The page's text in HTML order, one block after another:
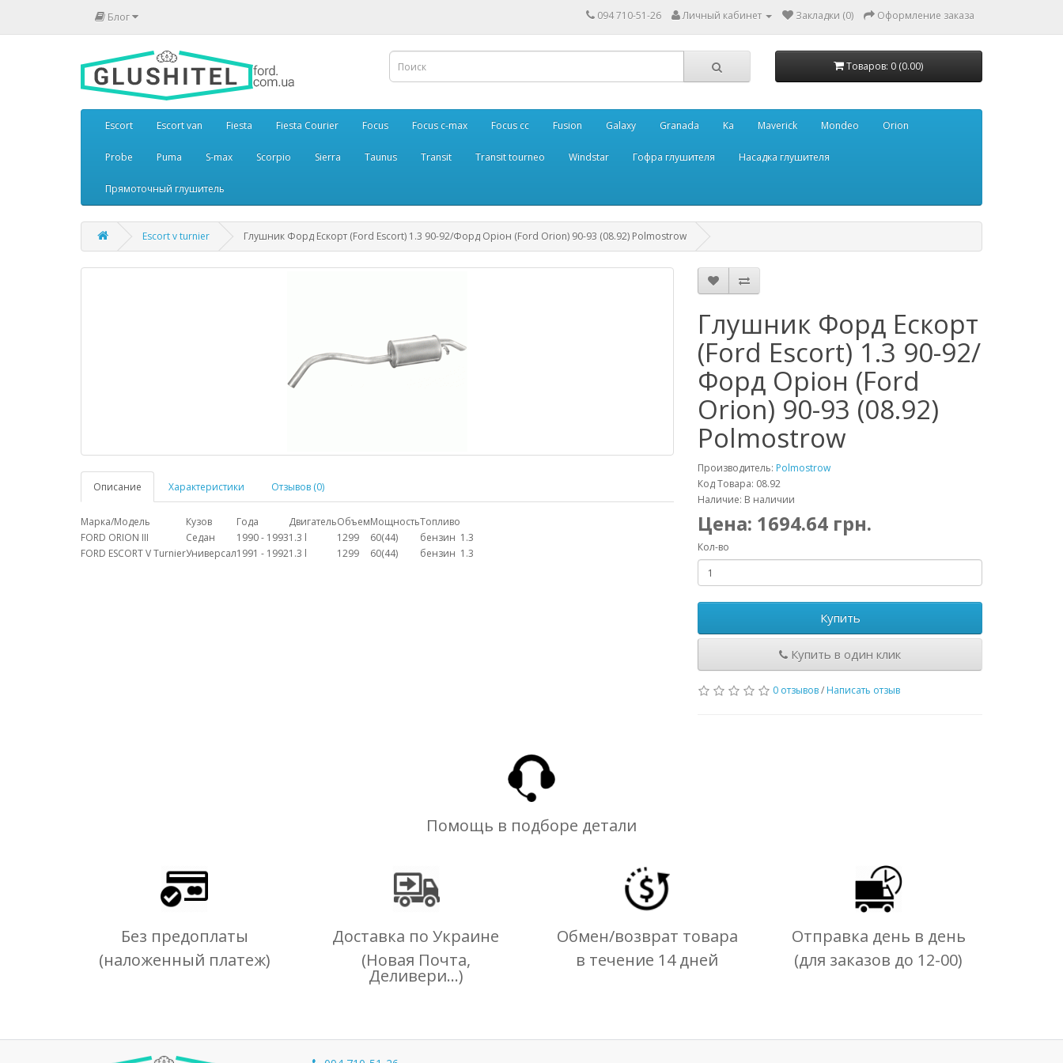
Блог 094 710-51-26 Личный кабинет Закладки (0) Оформление заказа
Товаров: 0 (0.00)
Escort Escort van Fiesta Fiesta Courier Focus Focus c-max Focus cc Fusion Galaxy Granada Ka Maverick Mondeo Orion
Probe Puma S-max Scorpio Sierra Taunus Transit Transit tourneo Windstar Гофра глушителя Насадка глушителя
Прямоточный глушитель
Escort v turnier Глушник Форд Ескорт (Ford Escort) 1.3 90-92/Форд Оріон (Ford Orion) 90-93 (08.92) Polmostrow
Описание Характеристики Отзывов (0)
Марка/Модель Кузов Года ДвигательОбъемМощностьТопливо
FORD ORION III
Седан 1990 - 19931.3 l 1299 60(44) бензин 1.3
FORD ESCORT V TurnierУниверсал1991 - 19921.3 l 1299 60(44) бензин 1.3
Глушник Форд Ескорт
(Ford Escort) 1.3 90-92/
Форд Оріон (Ford
Orion) 90-93 (08.92)
Polmostrow
Производитель: Polmostrow
Код Товара: 08.92
Наличие: В наличии
Цена: 1694.64 грн.
Кол-во
Купить
Купить в один клик
0 отзывов/ Написать отзыв
Помощь в подборе детали
Без предоплаты
(наложенный платеж)
Доставка по Украине
(Новая Почта,
Деливери...)
Обмен/возврат товара
в течение 14 дней
Отправка день в день
(для заказов до 12-00)